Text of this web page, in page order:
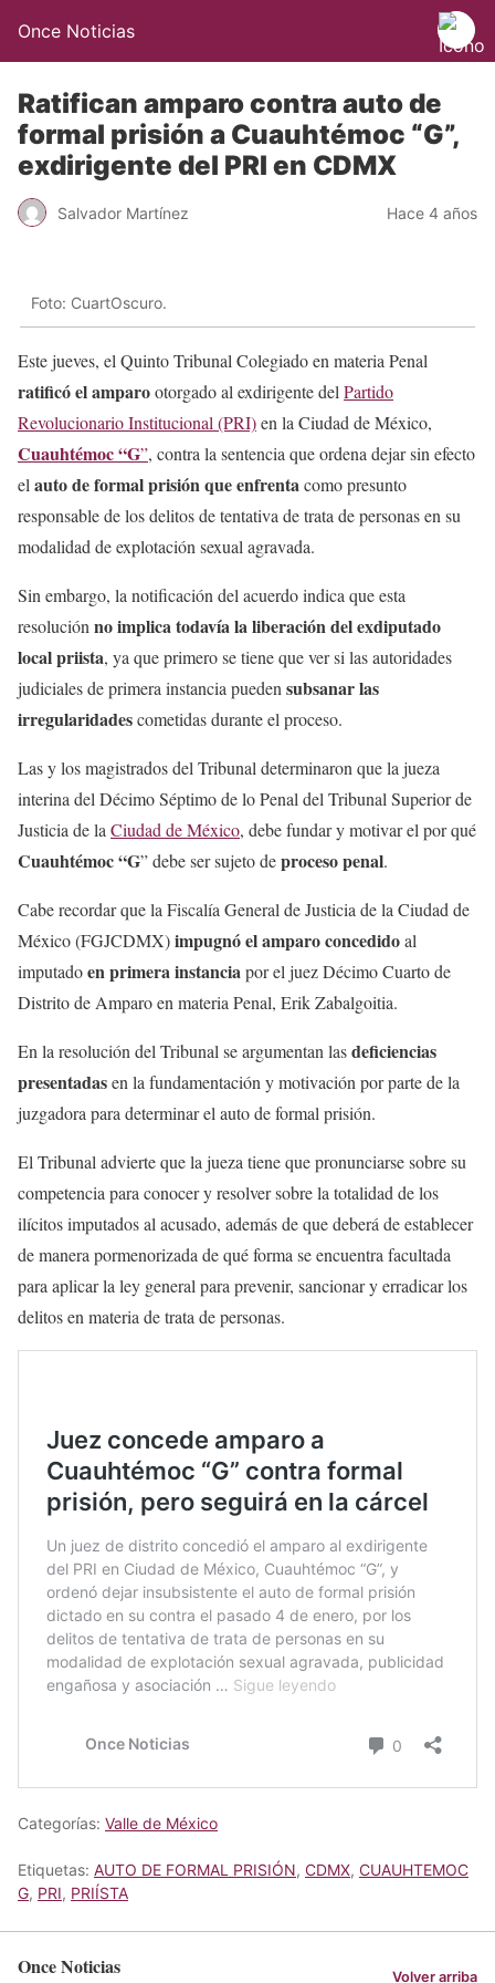
Once Noticias
Ratifican amparo contra auto de
formal prisión a Cuauhtémoc “G”,
exdirigente del PRI en CDMX
Salvador Martínez Hace 4 años
Foto: CuartOscuro.
Este jueves, el Quinto Tribunal Colegiado en materia Penal
ratificó el amparootorgado al exdirigente del Partido
Revolucionario Institucional (PRI)en la Ciudad de México,
Cuauhtémoc “G”, contra la sentencia que ordena dejar sin efecto
el auto de formal prisión que enfrentacomo presunto
responsable de los delitos de tentativa de trata de personas en su
modalidad de explotación sexual agravada.
Sin embargo, la notificación del acuerdo indica que esta
resolución no implica todavía la liberación del exdiputado
local priista, ya que primero se tiene que ver si las autoridades
judiciales de primera instancia pueden subsanar las
irregularidadescometidas durante el proceso.
Las y los magistrados del Tribunal determinaron que la jueza
interina del Décimo Séptimo de lo Penal del Tribunal Superior de
Justicia de la Ciudad de México, debe fundar y motivar el por qué
Cuauhtémoc “G” debe ser sujeto deproceso penal.
Cabe recordar que la Fiscalía General de Justicia de la Ciudad de
México (FGJCDMX)impugnó el amparo concedidoal
imputadoen primera instanciapor el juez Décimo Cuarto de
Distrito de Amparo en materia Penal, Erik Zabalgoitia.
En la resolución del Tribunal se argumentan lasdeficiencias
presentadasen la fundamentación y motivación por parte de la
juzgadora para determinar el auto de formal prisión.
El Tribunal advierte que la jueza tiene que pronunciarse sobre su
competencia para conocer y resolver sobre la totalidad de los
ilícitos imputados al acusado, además de que deberá de establecer
de manera pormenorizada de qué forma se encuentra facultada
para aplicar la ley general para prevenir, sancionar y erradicar los
delitos en materia de trata de personas.
Categorías: Valle de México
Etiquetas: AUTO DE FORMAL PRISIÓN, CDMX, CUAUHTEMOC
G, PRI, PRIÍSTA
Once Noticias Volver arriba